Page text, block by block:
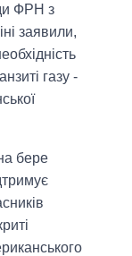
ФРН з
заявили,
газу -
бере